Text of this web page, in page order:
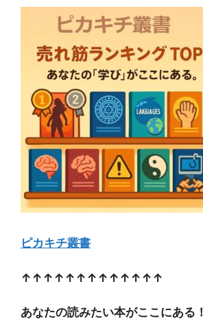
ピカキチ叢書
↑↑↑↑↑↑↑↑↑↑↑↑↑
あなたの読みたい本がここにある！